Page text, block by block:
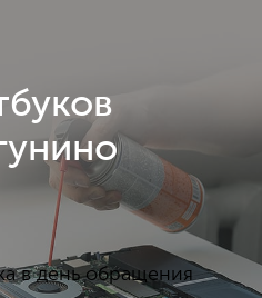
в день обращения